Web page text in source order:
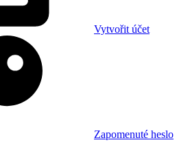
Vytvořit účet
Zapomenuté heslo